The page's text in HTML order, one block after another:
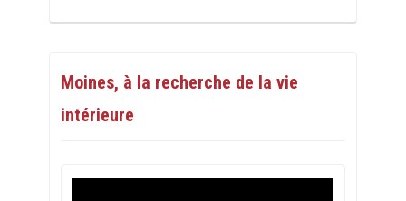
Moines, à la recherche de la vie
intérieure